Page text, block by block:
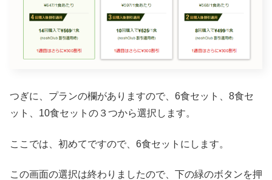
つぎに、プランの欄がありますので、6食セット、8食セ
ット、10食セットの３つから選択します。
ここでは、初めてですので、6食セットにします。
この画面の選択は終わりましたので、下の緑のボタンを押